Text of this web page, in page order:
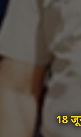
18